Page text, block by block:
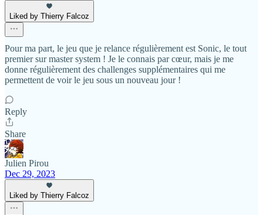
Liked by Thierry Falcoz
Pour ma part, le jeu que je relance régulièrement est Sonic, le tout
premier sur master system ! Je le connais par cœur, mais je me
donne régulièrement des challenges supplémentaires qui me
permettent de voir le jeu sous un nouveau jour !
Reply
Share
Julien Pirou
Dec 29, 2023
Liked by Thierry Falcoz